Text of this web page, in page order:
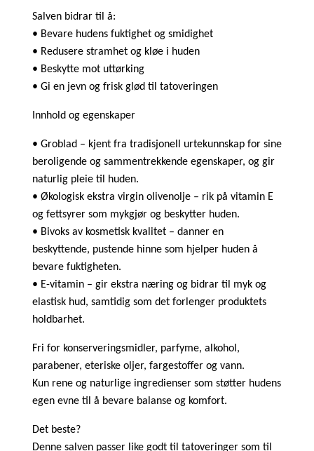
Salven bidrar til å:
• Bevare hudens fuktighet og smidighet
• Redusere stramhet og kløe i huden
• Beskytte mot uttørking
• Gi en jevn og frisk glød til tatoveringen
Innhold og egenskaper
• Groblad – kjent fra tradisjonell urtekunnskap for sine
beroligende og sammentrekkende egenskaper, og gir
naturlig pleie til huden.
• Økologisk ekstra virgin olivenolje – rik på vitamin E
og fettsyrer som mykgjør og beskytter huden.
• Bivoks av kosmetisk kvalitet – danner en
beskyttende, pustende hinne som hjelper huden å
bevare fuktigheten.
• E-vitamin – gir ekstra næring og bidrar til myk og
elastisk hud, samtidig som det forlenger produktets
holdbarhet.
Fri for konserveringsmidler, parfyme, alkohol,
parabener, eteriske oljer, fargestoffer og vann.
Kun rene og naturlige ingredienser som støtter hudens
egen evne til å bevare balanse og komfort.
Det beste?
Denne salven passer like godt til tatoveringer som til